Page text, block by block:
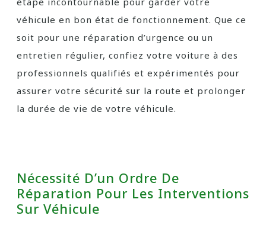
véhicule en bon état de fonctionnement. Que ce
soit pour une réparation d’urgence ou un
entretien régulier, confiez votre voiture à des
professionnels qualifiés et expérimentés pour
assurer votre sécurité sur la route et prolonger
la durée de vie de votre véhicule.
Nécessité D’un Ordre De
Réparation Pour Les Interventions
Sur Véhicule